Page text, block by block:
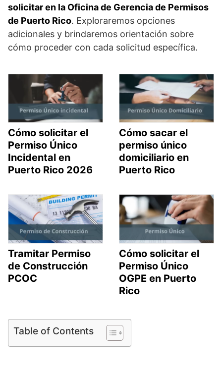
solicitar en la Oficina de Gerencia de Permisos
de Puerto Rico. Exploraremos opciones
adicionales y brindaremos orientación sobre
cómo proceder con cada solicitud específica.
Cómo solicitar el
Permiso Único
Incidental en
Puerto Rico 2026
Cómo sacar el
permiso único
domiciliario en
Puerto Rico
Tramitar Permiso
de Construcción
PCOC
Cómo solicitar el
Permiso Único
OGPE en Puerto
Rico
Table of Contents